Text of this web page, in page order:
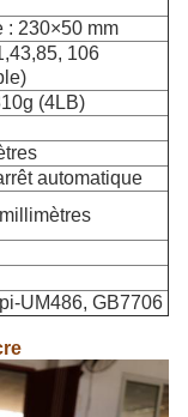
: 230×50 mm
106
(4LB)
automatique
UM486, GB7706